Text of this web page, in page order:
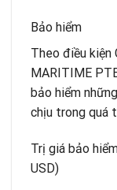
Bảo hiểm
Theo điều kiện
MARITIME
bảo hiểm
chịu trong quá
Trị giá bảo
USD)